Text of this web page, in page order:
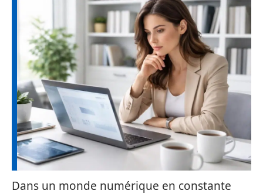
Dans un monde numérique en constante